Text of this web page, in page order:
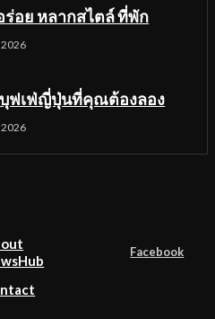
ร่อย หลากสไตล์ ที่พัก
บุฟเฟ่ญี่ปุ่นที่คุณต้องลอง
Facebook